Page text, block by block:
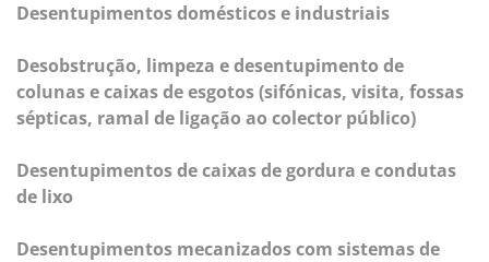
Desentupimentos domésticos e industriais
Desobstrução, limpeza e desentupimento de
colunas e caixas de esgotos (sifónicas, visita, fossas
sépticas, ramal de ligação ao colector público)
Desentupimentos de caixas de gordura e condutas
de lixo
Desentupimentos mecanizados com sistemas de